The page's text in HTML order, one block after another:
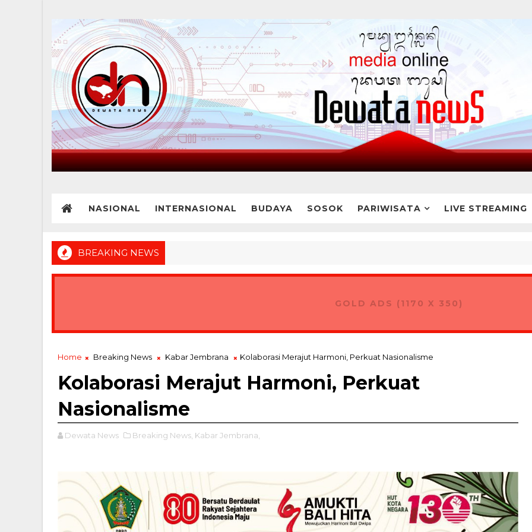
NASIONAL INTERNASIONAL BUDAYA SOSOK PARIWISATA LIVE STREAMING
BREAKING NEWS
BREAKING NEWS Bawa Misi Lingkungan, Gubernur Koster Lepas Kontingan Pramuka Bali Menuju Jambore Nasional XII di
GOLD ADS (1170 X 350)
Home Breaking News Kabar Jembrana Kolaborasi Merajut Harmoni, Perkuat Nasionalisme
Kolaborasi Merajut Harmoni, Perkuat
Nasionalisme
Dewata News Breaking News, Kabar Jembrana,